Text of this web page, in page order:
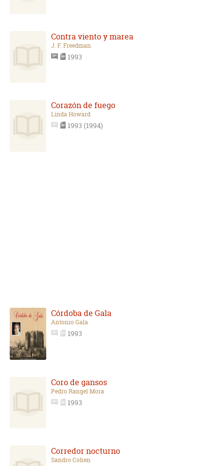
Contra viento y marea
J. F. Freedman
1993
Corazón de fuego
Linda Howard
1993 (1994)
Córdoba de Gala
Antonio Gala
1993
Coro de gansos
Pedro Rangel Mora
1993
Corredor nocturno
Sandro Cohen